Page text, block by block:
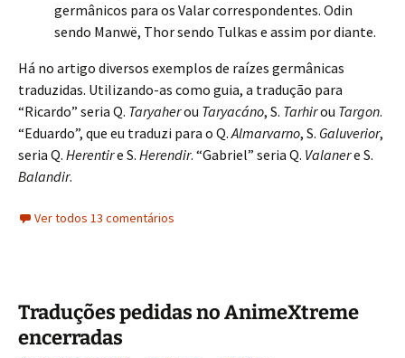
germânicos para os Valar correspondentes. Odin
sendo Manwë, Thor sendo Tulkas e assim por diante.
Há no artigo diversos exemplos de raízes germânicas
traduzidas. Utilizando-as como guia, a tradução para
“Ricardo” seria Q. Taryaherou Taryacáno, S. Tarhirou Targon.
“Eduardo”, que eu traduzi para o Q.Almarvarno, S. Galuverior,
seria Q. Herentire S. Herendir. “Gabriel” seria Q. Valanere S.
Balandir.
Ver todos 13 comentários
Traduções pedidas no AnimeXtreme
encerradas